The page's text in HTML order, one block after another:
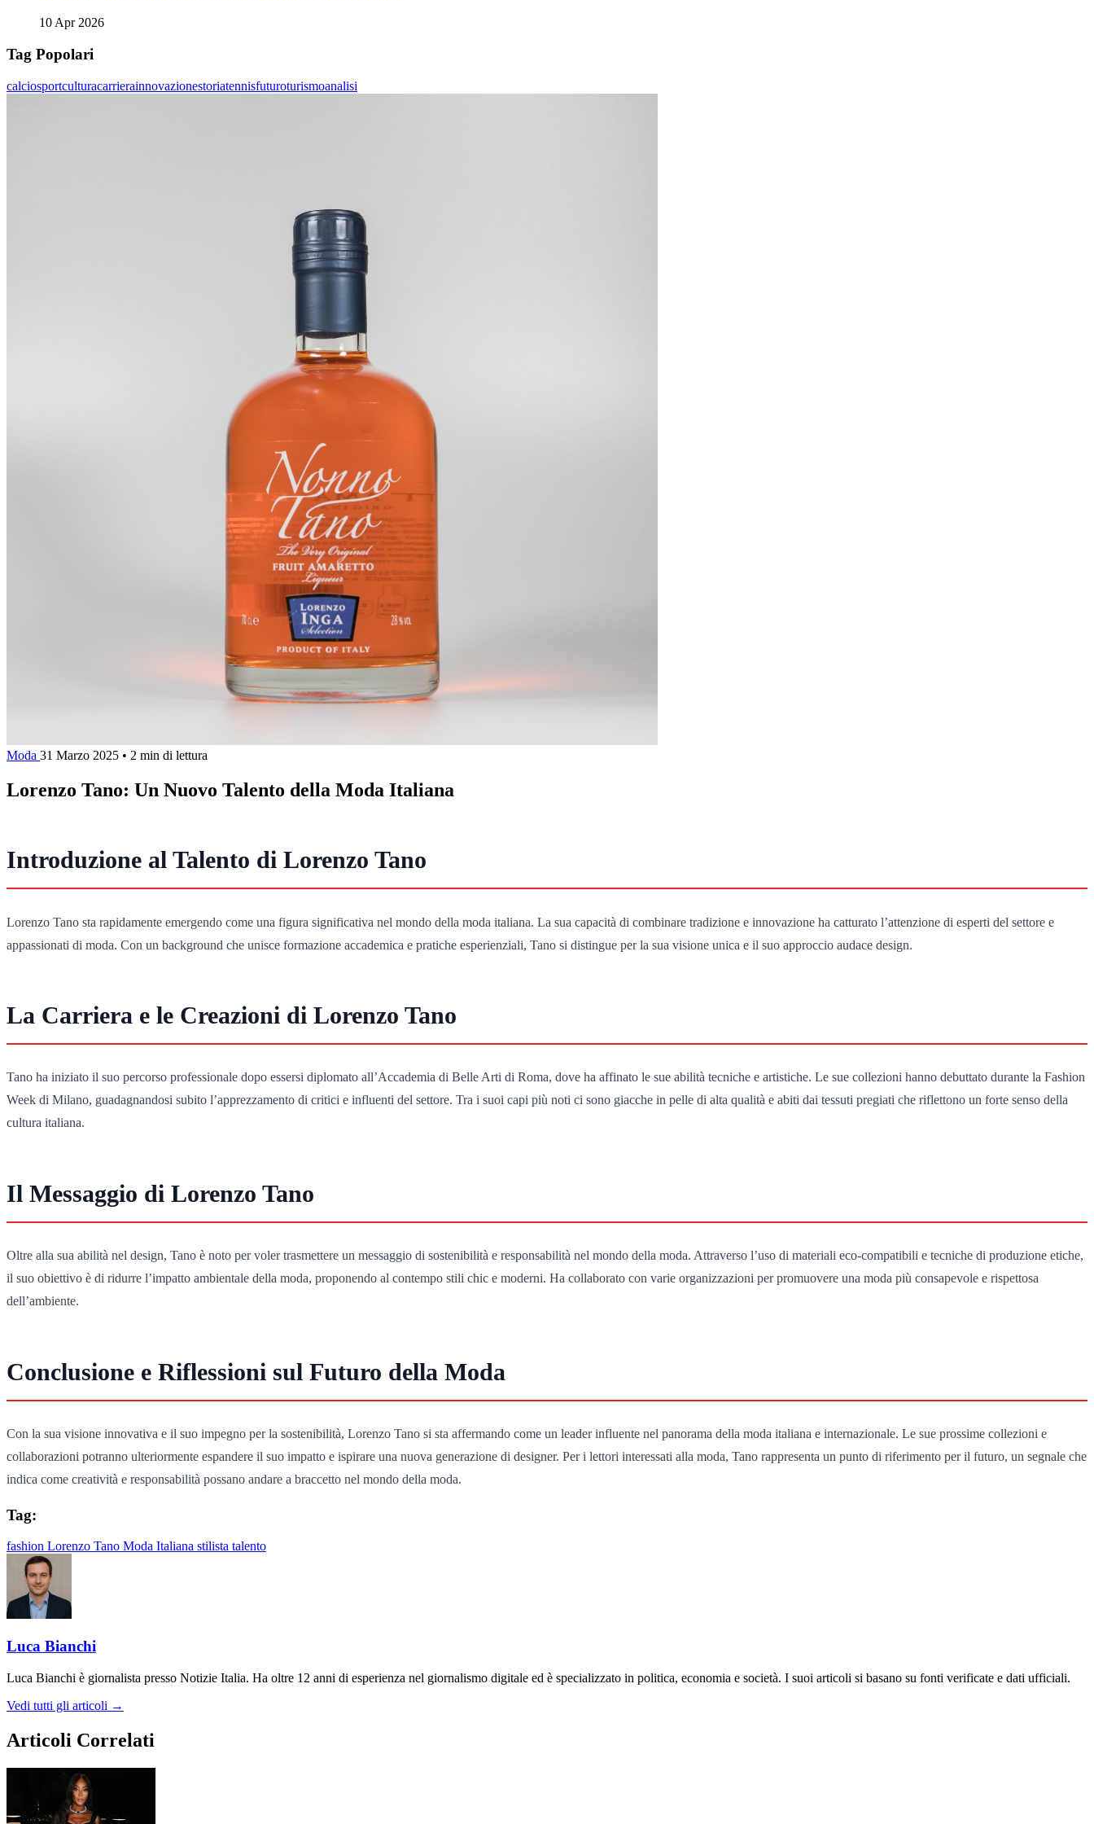
10 Apr 2026
Tag Popolari
calciosportculturacarrierainnovazionestoriatennisfuturoturismoanalisi
Moda 31 Marzo 2025 • 2 min di lettura
Lorenzo Tano: Un Nuovo Talento della Moda Italiana
Introduzione al Talento di Lorenzo Tano
Lorenzo Tano sta rapidamente emergendo come una figura significativa nel mondo della moda italiana. La sua capacità di combinare tradizione e innovazione ha catturato l’attenzione di esperti del settore e
appassionati di moda. Con un background che unisce formazione accademica e pratiche esperienziali, Tano si distingue per la sua visione unica e il suo approccio audace design.
La Carriera e le Creazioni di Lorenzo Tano
Tano ha iniziato il suo percorso professionale dopo essersi diplomato all’Accademia di Belle Arti di Roma, dove ha affinato le sue abilità tecniche e artistiche. Le sue collezioni hanno debuttato durante la Fashion
Week di Milano, guadagnandosi subito l’apprezzamento di critici e influenti del settore. Tra i suoi capi più noti ci sono giacche in pelle di alta qualità e abiti dai tessuti pregiati che riflettono un forte senso della
cultura italiana.
Il Messaggio di Lorenzo Tano
Oltre alla sua abilità nel design, Tano è noto per voler trasmettere un messaggio di sostenibilità e responsabilità nel mondo della moda. Attraverso l’uso di materiali eco-compatibili e tecniche di produzione etiche,
il suo obiettivo è di ridurre l’impatto ambientale della moda, proponendo al contempo stili chic e moderni. Ha collaborato con varie organizzazioni per promuovere una moda più consapevole e rispettosa
dell’ambiente.
Conclusione e Riflessioni sul Futuro della Moda
Con la sua visione innovativa e il suo impegno per la sostenibilità, Lorenzo Tano si sta affermando come un leader influente nel panorama della moda italiana e internazionale. Le sue prossime collezioni e
collaborazioni potranno ulteriormente espandere il suo impatto e ispirare una nuova generazione di designer. Per i lettori interessati alla moda, Tano rappresenta un punto di riferimento per il futuro, un segnale che
indica come creatività e responsabilità possano andare a braccetto nel mondo della moda.
Tag:
fashion Lorenzo Tano Moda Italiana stilista talento
Luca Bianchi
Luca Bianchi è giornalista presso Notizie Italia. Ha oltre 12 anni di esperienza nel giornalismo digitale ed è specializzato in politica, economia e società. I suoi articoli si basano su fonti verificate e dati ufficiali.
Vedi tutti gli articoli →
Articoli Correlati